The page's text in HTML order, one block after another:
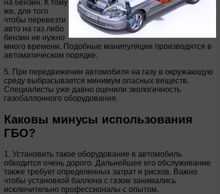
на бензин. К тому
же, для того
чтобы перевезти
авто на газ либо
бензин не нужно
много времени. Подобные манипуляции производятся в
автоматическом порядке.
5. При передвижении автомобиля на газу в окружающую
среду выбрасывается минимум опасных веществ.
Специалисты уже давно оценили экологичность
газобаллонного оборудования.
Каковы минусы использования
ГБО?
1. Установить такое оборудование в автомобиль
обходится очень дорого. Дальнейшее его обслуживание
также требует определенных затрат и рисков. Важно
чтобы установкой баллона с газом занимались
исключительно профессионалы с опытом.